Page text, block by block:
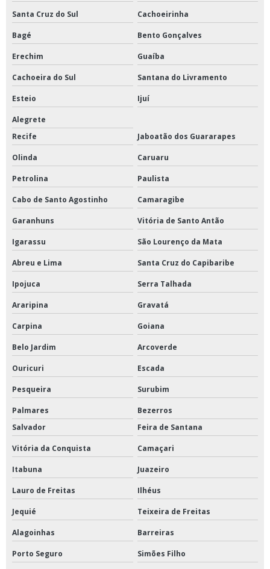
Santa Cruz do Sul Cachoeirinha
Bagé Bento Gonçalves
Erechim Guaíba
Cachoeira do Sul Santana do Livramento
Esteio Ijuí
Alegrete
Recife
Jaboatão dos Guararapes
Olinda Caruaru
Petrolina Paulista
Cabo de Santo Agostinho Camaragibe
Garanhuns Vitória de Santo Antão
Igarassu São Lourenço da Mata
Abreu e Lima Santa Cruz do Capibaribe
Ipojuca Serra Talhada
Araripina Gravatá
Carpina Goiana
Belo Jardim Arcoverde
Ouricuri Escada
Pesqueira Surubim
Palmares
Bezerros
Salvador
Feira de Santana
Vitória da Conquista Camaçari
Itabuna Juazeiro
Lauro de Freitas Ilhéus
Jequié Teixeira de Freitas
Alagoinhas Barreiras
Porto Seguro Simões Filho